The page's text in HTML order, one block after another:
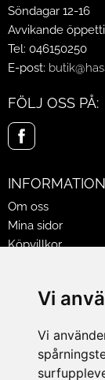
Vi
Vi
Söndagar 12-16
Avvikande
Tel: 046150250
E-post:
FÖLJ OSS PÅ:
INFORMATION
Om oss
Mina sidor
Köpvillkor
Jobba på
LEVERANS